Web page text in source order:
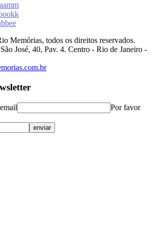
aamm
ookk
bbee
Memórias, todos os direitos reservados.
José, 40, Pav. 4. Centro - Rio de Janeiro -
Por favor
enviar